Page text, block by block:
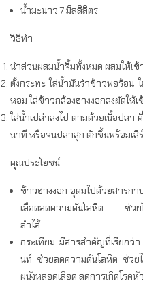
น้ำมะนาว 7 มิลลิลิตร
วิธีทำ
นำส่วนผสมน้ำจิ้มทั้งหมด ผสมให้เ
ตั้งกระทะ ใส่น้ำมันรำข้าวพอร้อน
หอม ใส่ข้าวกล้องฮางงอกลงผัดให้เ
ใส่น้ำเปล่าลงไป ตามด้วยเนื้อปล
นาที หรือจนปลาสุก ตักขึ้นพร้อมเสิ
คุณประโยชน์
ข้าวฮางงอก อุดมไปด้วยสารก
เลือดลดความดันโลหิต ช่วยให้
ลำไส้
กระเทียม มีสารสำคัญที่เรียก
นท์ ช่วยลดความดันโลหิต ช่วย
ผนังหลอดเลือด ลดการเกิดโรคหั